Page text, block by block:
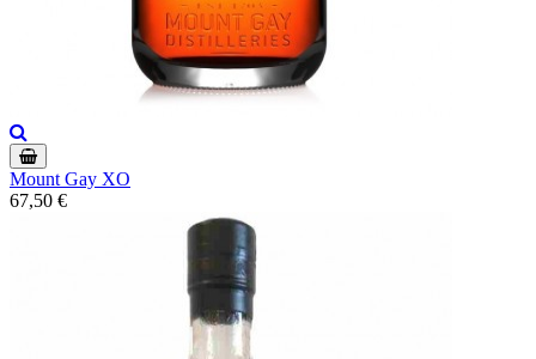
Mount Gay XO
67,50 €